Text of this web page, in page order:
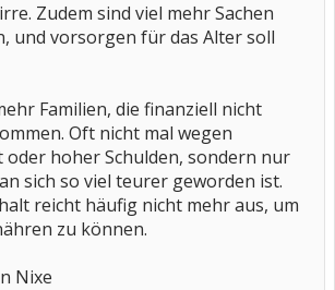
Zudem sind viel mehr Sachen
und vorsorgen für das Alter soll
Familien, die finanziell nicht
Oft nicht mal wegen
hoher Schulden, sondern nur
sich so viel teurer geworden ist.
reicht häufig nicht mehr aus, um
zu können.
Nixe